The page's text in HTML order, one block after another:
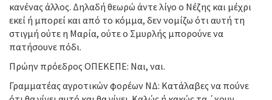
κανένας άλλος. Δηλαδή θεωρώ άντε λίγο ο Νέζης και μέχρι
εκεί ή μπορεί και από το κόμμα, δεν νομίζω ότι αυτή τη
στιγμή ούτε η Μαρία, ούτε ο Σμυρλής μπορούνε να
πατήσουνε πόδι.
Πρώην πρόεδρος ΟΠΕΚΕΠΕ: Ναι, ναι.
Γραμματέας αγροτικών φορέων ΝΔ: Κατάλαβες να πούνε